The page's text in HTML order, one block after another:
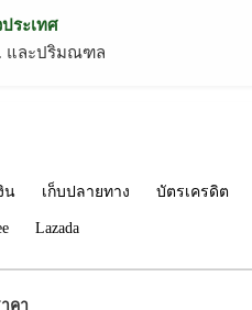
ระเทศ
และปริมณฑล
น เก็บปลายทาง บัตรเครดิต
Lazada
คา